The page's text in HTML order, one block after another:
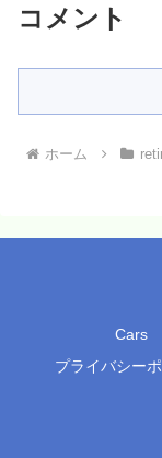
コメント
ホーム
Cars
プライバシー